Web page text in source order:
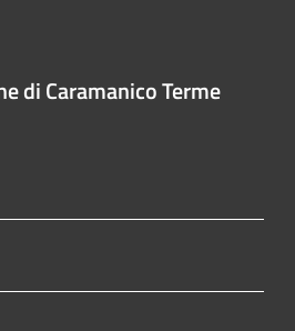
di Caramanico Terme